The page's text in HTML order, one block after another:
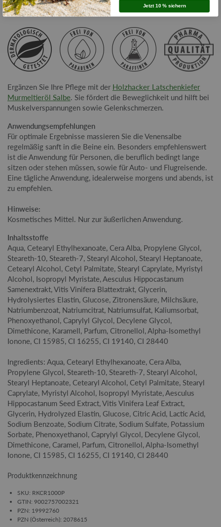
Ergänzen Sie Ihre Pflege mit der Holzhacker Latschenkiefer
Murmeltieröl Salbe. Sie fördert die Beweglichkeit und hilft bei
Muskelverspannungen sowie Gelenkschmerzen.
Anwendungsempfehlungen
Für optimale Ergebnisse massieren Sie die Venensalbe
regelmäßig sanft in die Beine ein. Besonders empfehlenswert
ist die Anwendung für Personen, die beruflich bedingt lange
sitzen oder stehen müssen, sowie für Auto- und Flugreisende.
Eine tägliche Anwendung, idealerweise morgens und abends, ist
zu empfehlen.
Hinweise:
Kosmetisches Mittel. Nur zur äußerlichen Anwendung.
Inhaltsstoffe
Aqua, Cetearyl Ethylhexanoate, Cera Alba, Propylene Glycol,
Steareth-10, Steareth-7, Stearyl Alcohol, Stearyl Heptanoate,
Cetearyl Alcohol, Cetyl Palmitate, Stearyl Caprylate, Myristyl
Alcohol, Isopropyl Myristate, Aesculus Hippocastanum
Samenextrakt, Vitis Vinifera Blattextrakt, Glycerin,
Hydrolysiertes Elastin, Glucose, Zitronensäure, Milchsäure,
Natriumbenzoat, Natriumcitrat, Natriumsulfat, Kaliumsorbat,
Phenoxyethanol, Caprylyl Glycol, Decylene Glycol,
Dimethicone, Karamell, Parfum, Citronellol, Alpha-Isomethyl
Ionone, CI 15985, CI 16255, CI 19140, CI 28440
Ingredients: Aqua, Cetearyl Ethylhexanoate, Cera Alba,
Propylene Glycol, Steareth-10, Steareth-7, Stearyl Alcohol,
Stearyl Heptanoate, Cetearyl Alcohol, Cetyl Palmitate, Stearyl
Caprylate, Myristyl Alcohol, Isopropyl Myristate, Aesculus
Hippocastanum Seed Extract, Vitis Vinifera Leaf Extract,
Glycerin, Hydrolyzed Elastin, Glucose, Citric Acid, Lactic Acid,
Sodium Benzoate, Sodium Citrate, Sodium Sulfate, Potassium
Sorbate, Phenoxyethanol, Caprylyl Glycol, Decylene Glycol,
Dimethicone, Caramel, Parfum, Citronellol, Alpha-Isomethyl
Ionone, CI 15985, CI 16255, CI 19140, CI 28440
Produktkennzeichnung
SKU: RKCR1000P
GTIN: 9002757002321
PZN: 19992760
PZN (Österreich): 2078615
Jetzt 10 % sichern